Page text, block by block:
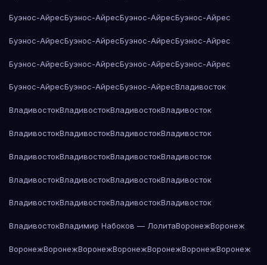
Буэнос-АйресБуэнос-АйресБуэнос-АйресБуэнос-Айрес
Буэнос-АйресБуэнос-АйресБуэнос-АйресБуэнос-Айрес
Буэнос-АйресБуэнос-АйресБуэнос-АйресБуэнос-Айрес
Буэнос-АйресБуэнос-АйресБуэнос-АйресВладивосток
ВладивостокВладивостокВладивостокВладивосток
ВладивостокВладивостокВладивостокВладивосток
ВладивостокВладивостокВладивостокВладивосток
ВладивостокВладивостокВладивостокВладивосток
ВладивостокВладивостокВладивостокВладивосток
ВладивостокВладимир Набоков — ЛолитаВоронежВоронеж
ВоронежВоронежВоронежВоронежВоронежВоронежВоронеж